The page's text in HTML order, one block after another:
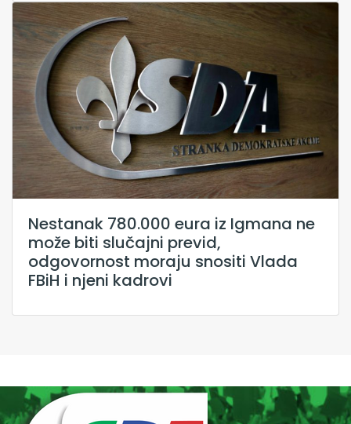
Nestanak 780.000 eura iz Igmana ne
može biti slučajni previd,
odgovornost moraju snositi Vlada
FBiH i njeni kadrovi